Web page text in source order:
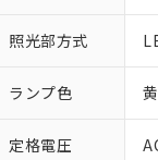
照光部方式
ランプ色 黄
定格電圧